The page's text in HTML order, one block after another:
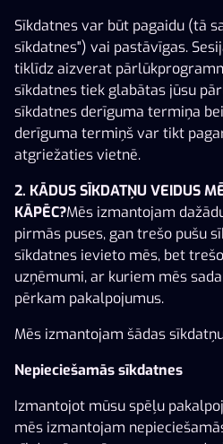
Sanatorium Secrets40 Mystic
Ginger Wins: Wild Jungle
Soaked By
Sīkdatnes var būt pagaidu (tā
sīkdatnes") vai pastāvīgas.
tiklīdz aizverat
sīkdatnes tiek glabātas jūsu
sīkdatnes derīguma termiņa
derīguma termiņš var tikt
atgriežaties vietnē.
2. KĀDUS SĪKDATŅU VEIDUS
KĀPĒC?Mēs izmantojam
pirmās puses, gan trešo pušu
sīkdatnes ievieto mēs, bet
uzņēmumi, ar kuriem mēs
pērkam pakalpojumus.
Mēs izmantojam šādas
Nepieciešamās sīkdatnes
Izmantojot mūsu spēļu
mēs izmantojam